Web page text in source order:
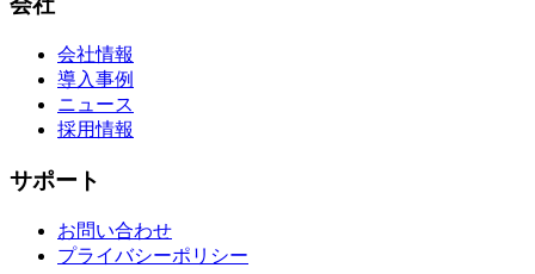
会社情報
導入事例
ニュース
採用情報
サポート
お問い合わせ
プライバシーポリシー